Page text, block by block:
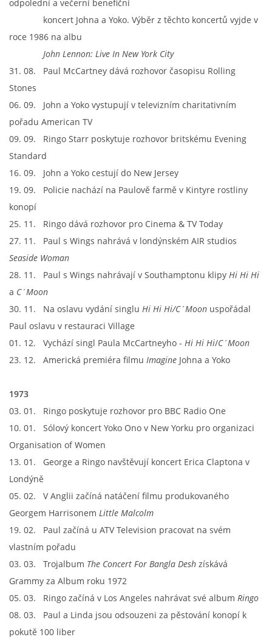
odpolední a večerní benefiční
koncert Johna a Yoko. Výběr z těchto koncertů vyjde v
roce 1986 na albu
John Lennon: Live In New York City
31. 08. Paul McCartney dává rozhovor časopisu Rolling
Stones
06. 09. John a Yoko vystupují v televizním charitativním
pořadu American TV
09. 09. Ringo Starr poskytuje rozhovor britskému Evening
Standard
16. 09. John a Yoko cestují do New Jersey
19. 09. Policie nachází na Paulově farmě v Kintyre rostliny
konopí
25. 11. Ringo dává rozhovor pro Cinema & TV Today
27. 11. Paul s Wings nahrává v londýnském AIR studios
Seaside Woman
28. 11. Paul s Wings nahrávají v Southamptonu klipy Hi Hi Hi
a C´Moon
30. 11. Na oslavu vydání singlu Hi Hi Hi/C´Moon uspořádal
Paul oslavu v restauraci Village
01. 12. Vychází singl Paula McCartneyho - Hi Hi Hi/C´Moon
23. 12. Americká premiéra filmu Imagine Johna a Yoko
1973
03. 01. Ringo poskytuje rozhovor pro BBC Radio One
10. 01. Sólový koncert Yoko Ono v New Yorku pro organizaci
Organisation of Women
13. 01. George a Ringo navštěvují koncert Erica Claptona v
Londýně
05. 02. V Anglii začíná natáčení filmu produkovaného
Georgem Harrisonem Little Malcolm
19. 02. Paul začíná u ATV Television pracovat na svém
vlastním pořadu
03. 03. Trojalbum The Concert For Bangla Desh získává
Grammy za Album roku 1972
05. 03. Ringo začíná v Los Angeles nahrávat své album Ringo
08. 03. Paul a Linda jsou odsouzeni za pěstování konopí k
pokutě 100 liber